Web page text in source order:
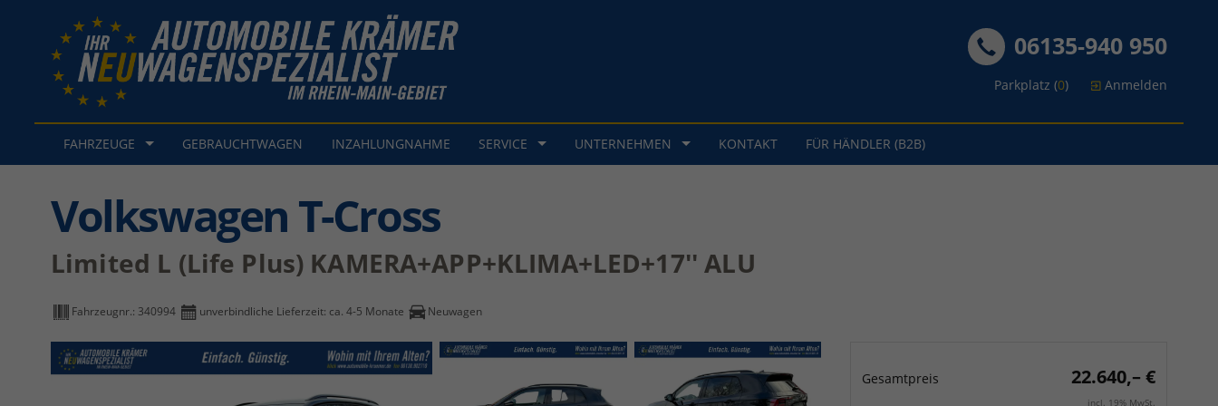
06135-940 950
Parkplatz (0) Anmelden
FAHRZEUGE GEBRAUCHTWAGEN INZAHLUNGNAHME SERVICE UNTERNEHMEN KONTAKT FÜR HÄNDLER (B2B)
Volkswagen T-Cross
Limited L (Life Plus) KAMERA+APP+KLIMA+LED+17'' ALU
Fahrzeugnr.: 340994 unverbindliche Lieferzeit: ca. 4-5 Monate Neuwagen
Gesamtpreis 22.640,– €
incl. 19% MwSt.